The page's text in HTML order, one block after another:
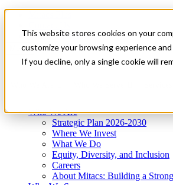
This website stores cookies on your
customize your browsing experience
If you decline, only a single cookie will
News & Events
Get Started
Menu
Who We Are
Strategic Plan 2026-2030
Where We Invest
What We Do
Equity, Diversity, and Inclusion
Careers
About Mitacs: Building a